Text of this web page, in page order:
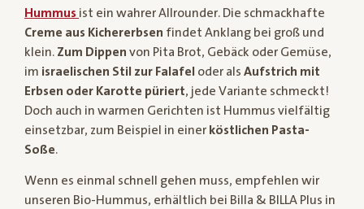
Hummus ist ein wahrer Allrounder. Die schmackhafte
Creme aus Kichererbsen findet Anklang bei groß und
klein. Zum Dippen von Pita Brot, Gebäck oder Gemüse,
im israelischen Stil zur Falafel oder als Aufstrich mit
Erbsen oder Karotte püriert, jede Variante schmeckt!
Doch auch in warmen Gerichten ist Hummus vielfältig
einsetzbar, zum Beispiel in einer köstlichen Pasta-
Soße.
Wenn es einmal schnell gehen muss, empfehlen wir
unseren Bio-Hummus, erhältlich bei Billa & BILLA Plus in